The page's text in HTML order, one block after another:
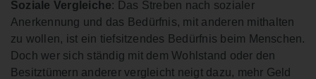
Soziale Vergleiche: Das Streben nach sozialer
Anerkennung und das Bedürfnis, mit anderen mithalten
zu wollen, ist ein tiefsitzendes Bedürfnis beim Menschen.
Doch wer sich ständig mit dem Wohlstand oder den
Besitztümern anderer vergleicht neigt dazu, mehr Geld